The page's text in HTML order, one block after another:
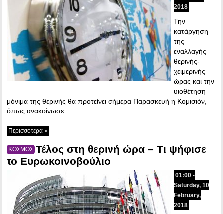
2018
Την
κατάργηση
της
εναλλαγής
θερινής-
χειμερινής
ώρας και την
υιοθέτηση
μόνιμα της θερινής θα προτείνει σήμερα Παρασκευή η Κομισιόν,
όπως ανακοίνωσε…
Περισσότερα »
ΚΟΣΜΟΣ Τέλος στη θερινή ώρα – Τι ψήφισε
το Ευρωκοινοβούλιο
01:00 -
Saturday, 10
February,
2018